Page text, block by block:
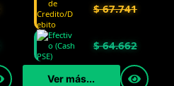
$67.741
$64.662
Ver más...